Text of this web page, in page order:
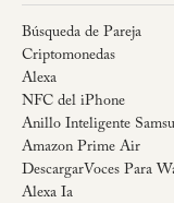
Búsqueda de Pareja
Criptomonedas
Alexa
NFC del iPhone
Anillo Inteligente
Amazon Prime Air
DescargarVoces Para
Alexa Ia